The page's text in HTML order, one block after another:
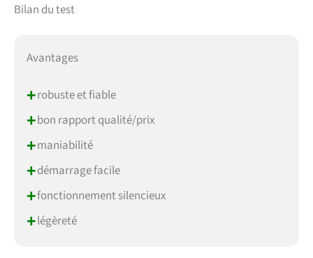
Bilan du test
Avantages
+robuste et fiable
+bon rapport qualité/prix
+maniabilité
+démarrage facile
+fonctionnement silencieux
+légèreté